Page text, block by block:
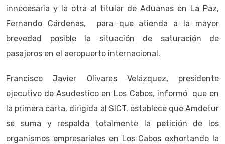
innecesaria y la otra al titular de Aduanas en La Paz,
Fernando Cárdenas, para que atienda a la mayor
brevedad posible la situación de saturación de
pasajeros en el aeropuerto internacional.
Francisco Javier Olivares Velázquez, presidente
ejecutivo de Asudestico en Los Cabos, informó que en
la primera carta, dirigida al SICT, establece que Amdetur
se suma y respalda totalmente la petición de los
organismos empresariales en Los Cabos exhortando la